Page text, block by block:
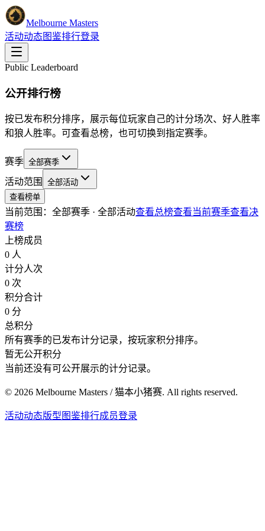
Melbourne Masters
活动动态图鉴排行登录
Public Leaderboard
公开排行榜
按已发布积分排序，展示每位玩家自己的计分场次、好人胜率
和狼人胜率。可查看总榜，也可切换到指定赛季。
赛季 全部赛季
活动范围
全部活动
查看榜单
当前范围： 全部赛季 · 全部活动查看总榜查看当前赛季查看决
赛榜
上榜成员
0 人
计分人次
0 次
积分合计
0 分
总积分
所有赛季的已发布计分记录，按玩家积分排序。
暂无公开积分
当前还没有可公开展示的计分记录。
© 2026 Melbourne Masters / 猫本小猪赛. All rights reserved.
活动动态版型图鉴排行成员登录